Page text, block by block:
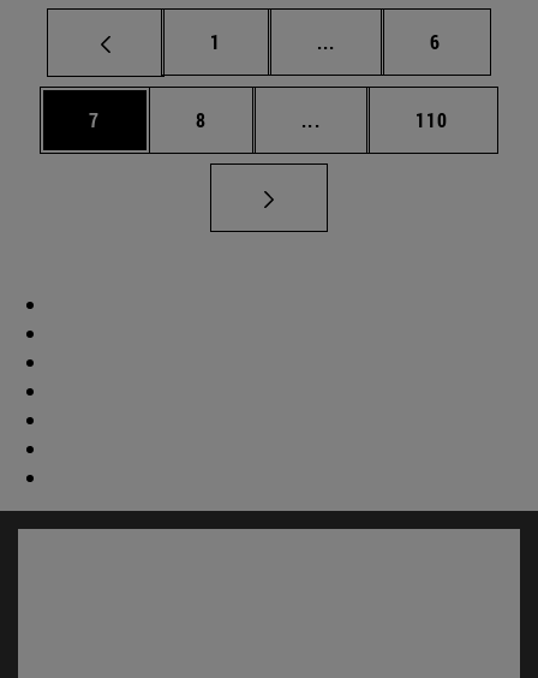
Página
1 ... Páginas intermedias
Página
6
Página
7 Página
8 ... Páginas intermedias
Página
110